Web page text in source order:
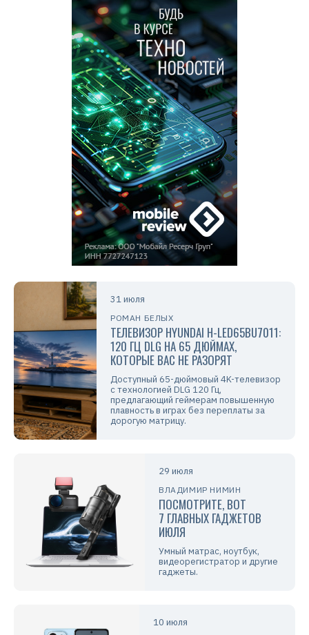
31 июля
РОМАН БЕЛЫХ
ТЕЛЕВИЗОР HYUNDAI H-LED65BU7011:
120 ГЦ DLG НА 65 ДЮЙМАХ,
КОТОРЫЕ ВАС НЕ РАЗОРЯТ
Доступный 65-дюймовый 4K-телевизор
с технологией DLG 120 Гц,
предлагающий геймерам повышенную
плавность в играх без переплаты за
дорогую матрицу.
29 июля
ВЛАДИМИР НИМИН
ПОСМОТРИТЕ, ВОТ
7 ГЛАВНЫХ ГАДЖЕТОВ
ИЮЛЯ
Умный матрас, ноутбук,
видеорегистратор и другие
гаджеты.
10 июля